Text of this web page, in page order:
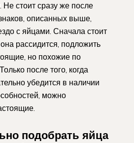
Не стоит сразу же после
описанных выше,
с яйцами. Сначала стоит
рассидится, подложить
но похожие по
после того, когда
убедится в наличии
можно
подобрать яйца